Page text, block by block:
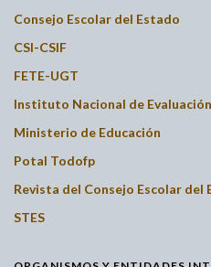
Consejo Escolar del Estado
CSI-CSIF
FETE-UGT
Instituto Nacional de
Ministerio de Educación
Potal Todofp
Revista del Consejo Escolar del
STES